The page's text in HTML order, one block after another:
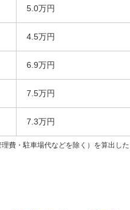
5.0万円
4.5万円
6.9万円
7.5万円
7.3万円
費・駐車場代などを除く）を算出した